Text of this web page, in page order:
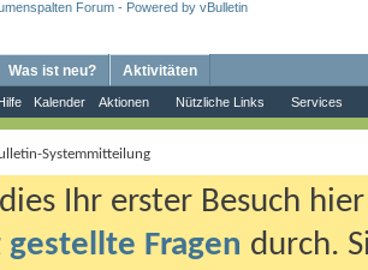
Kalender Aktionen Nützliche Links Services
Was ist neu? Aktivitäten
Systemmitteilung
Ihr erster Besuch
gestellte Fragen durch.